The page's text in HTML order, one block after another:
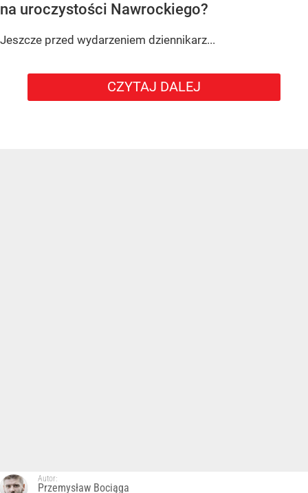
na uroczystości Nawrockiego?
Jeszcze przed wydarzeniem dziennikarz...
CZYTAJ DALEJ
Autor:
Przemysław Bociąga